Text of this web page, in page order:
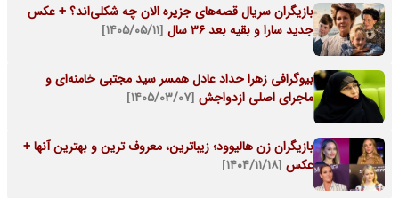
بازیگران سریال قصه‌های جزیره الان چه شکلی‌اند؟ + عکس
جدید سارا و بقیه بعد 36 سال
[۱۴۰۵/۰۵/۱۱]
بیوگرافی زهرا حداد عادل همسر سید مجتبی خامنه‌ای و
ماجرای اصلی ازدواجش [۱۴۰۵/۰۳/۰۷]
بازیگران زن هالیوود؛ زیباترین، معروف ترین و بهترین آنها +
عکس [۱۴۰۴/۱۱/۱۸]